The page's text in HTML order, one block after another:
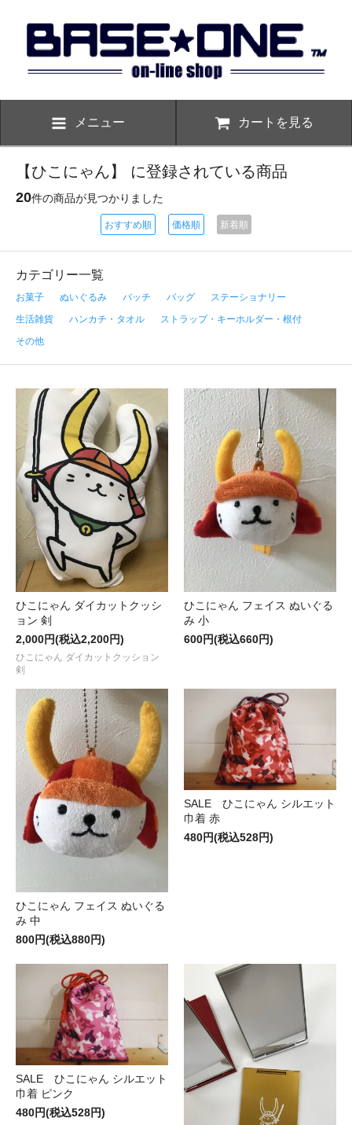
メニュー カートを見る
【ひこにゃん】 に登録されている商品
20件の商品が見つかりました
おすすめ順 価格順 新着順
カテゴリー一覧
お菓子 ぬいぐるみ バッチ バッグ
ステーショナリー
生活雑貨
ハンカチ・タオル
ストラップ・キーホルダー・根付
その他
ひこにゃん ダイカットクッシ
ョン 剣
2,000円(税込2,200円)
ひこにゃん ダイカットクッション
剣
ひこにゃん フェイス ぬいぐる
み 小
600円(税込660円)
ひこにゃん フェイス ぬいぐる
み 中
800円(税込880円)
SALE ひこにゃん シルエット
巾着 赤
480円(税込528円)
SALE ひこにゃん シルエット
巾着 ピンク
480円(税込528円)